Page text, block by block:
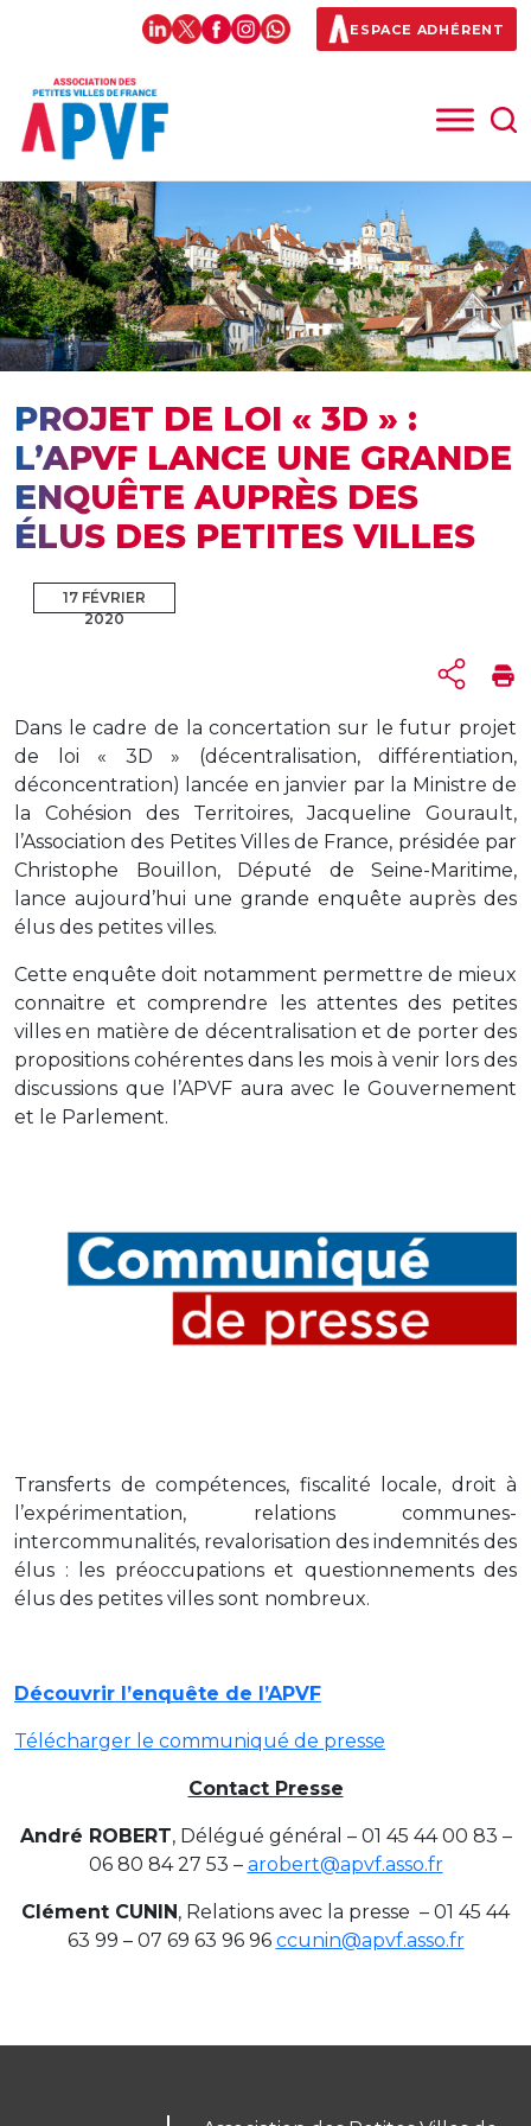
ESPACE ADHÉRENT
PROJET DE LOI « 3D » :
L’APVF LANCE UNE GRANDE
ENQUÊTE AUPRÈS DES
ÉLUS DES PETITES VILLES
17 FÉVRIER
2020
Dans le cadre de la concertation sur le futur projet
de loi « 3D » (décentralisation, différentiation,
déconcentration) lancée en janvier par la Ministre de
la Cohésion des Territoires, Jacqueline Gourault,
l’Association des Petites Villes de France, présidée par
Christophe Bouillon, Député de Seine-Maritime,
lance aujourd’hui une grande enquête auprès des
élus des petites villes.
Cette enquête doit notamment permettre de mieux
connaitre et comprendre les attentes des petites
villes en matière de décentralisation et de porter des
propositions cohérentes dans les mois à venir lors des
discussions que l’APVF aura avec le Gouvernement
et le Parlement.
Transferts de compétences, fiscalité locale, droit à
l’expérimentation, relations communes-
intercommunalités, revalorisation des indemnités des
élus : les préoccupations et questionnements des
élus des petites villes sont nombreux.
Découvrir l’enquête de l’APVF
Télécharger le communiqué de presse
Contact Presse
André ROBERT, Délégué général – 01 45 44 00 83 –
06 80 84 27 53 – arobert@apvf.asso.fr
Clément CUNIN, Relations avec la presse – 01 45 44
63 99 – 07 69 63 96 96 ccunin@apvf.asso.fr